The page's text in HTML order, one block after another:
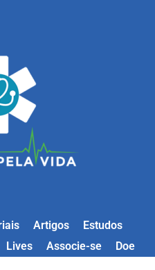
Artigos
Estudos
Lives Associe-se Doe